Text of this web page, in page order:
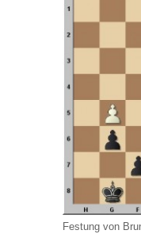
Festung von